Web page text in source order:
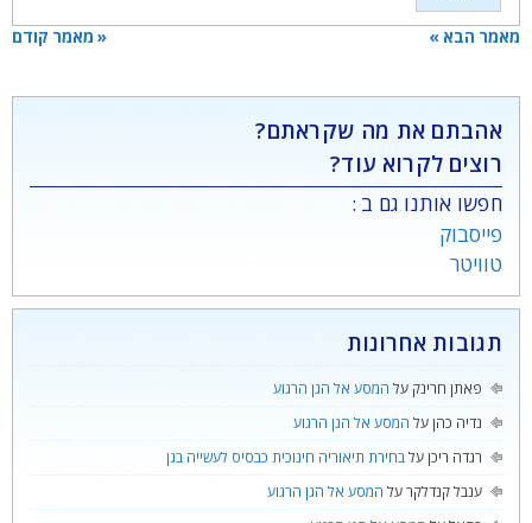
« מאמר קודם מאמר הבא »
אהבתם את מה שקראתם?
רוצים לקרוא עוד?
חפשו אותנו גם ב :
פייסבוק
טוויטר
תגובות אחרונות
פאתן חרינק על המסע אל הגן הרגוע
נדיה כהןעל המסע אל הגן הרגוע
רגדה ריכןעלבחירת תיאוריה חינוכית כבסיס לעשייה בגן
ענבל קנדלקרעל המסע אל הגן הרגוע